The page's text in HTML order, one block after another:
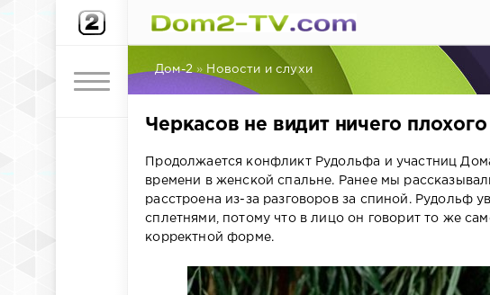
Дом-2 » Новости и слухи
Черкасов не видит ничего
Продолжается конфликт Рудольфа и участниц
времени в женской спальне. Ранее мы
расстроена из-за разговоров за спиной. Рудольф
сплетнями, потому что в лицо он говорит то же
корректной форме.